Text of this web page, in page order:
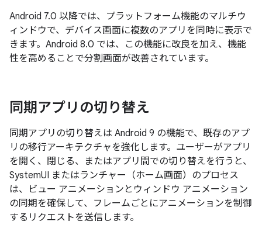
Android 7.0 以降では、プラットフォーム機能のマルチウ
ィンドウで、デバイス画面に複数のアプリを同時に表示で
きます。Android 8.0 では、この機能に改良を加え、機能
性を高めることで分割画面が改善されています。
同期アプリの切り替え
同期アプリの切り替えは Android 9 の機能で、既存のアプ
リの移行アーキテクチャを強化します。ユーザーがアプリ
を開く、閉じる、またはアプリ間での切り替えを行うと、
SystemUI またはランチャー（ホーム画面）のプロセス
は、ビュー アニメーションとウィンドウ アニメーション
の同期を確保して、フレームごとにアニメーションを制御
するリクエストを送信します。